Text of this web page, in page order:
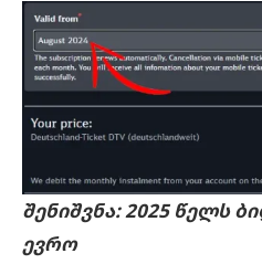
შენიშვნა: 2025 წელს
ევრო